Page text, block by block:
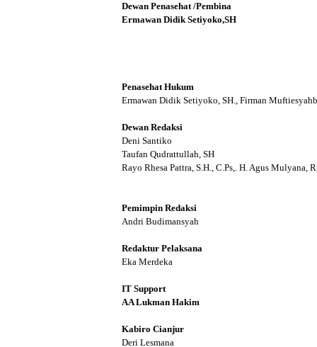
Dewan Penasehat /Pembina
Ermawan Didik Setiyoko,SH
Penasehat Hukum
Ermawan Didik Setiyoko, SH., Firman
Dewan Redaksi
Deni Santiko
Taufan Qudrattullah, SH
Rayo Rhesa Pattra, S.H., C.Ps,. H. Agus
Pemimpin Redaksi
Andri Budimansyah
Redaktur Pelaksana
Eka Merdeka
IT Support
AA Lukman Hakim
Kabiro Cianjur
Deri Lesmana